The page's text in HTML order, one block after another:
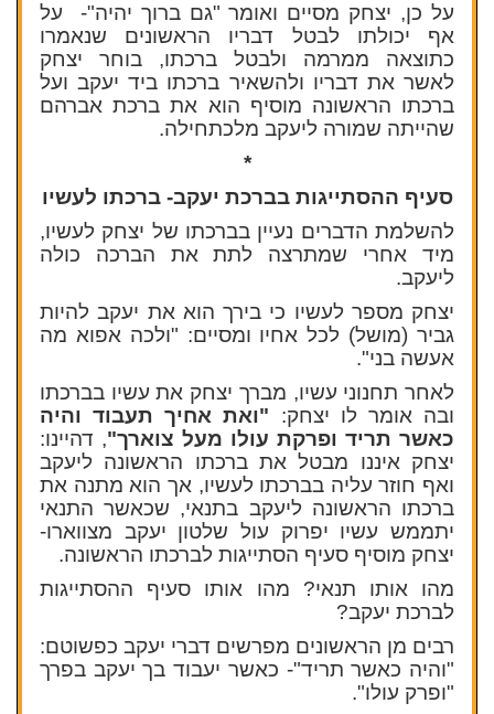
על כן, יצחק מסיים ואומר "גם ברוך יהיה"- על
אף יכולתו לבטל דבריו הראשונים שנאמרו
כתוצאה ממרמה ולבטל ברכתו, בוחר יצחק
לאשר את דבריו ולהשאיר ברכתו ביד יעקב ועל
ברכתו הראשונה מוסיף הוא את ברכת אברהם
שהייתה שמורה ליעקב מלכתחילה.
*
סעיף ההסתייגות בברכת יעקב- ברכתו לעשיו
להשלמת הדברים נעיין בברכתו של יצחק לעשיו,
מיד אחרי שמתרצה לתת את הברכה כולה
ליעקב.
יצחק מספר לעשיו כי בירך הוא את יעקב להיות
גביר (מושל) לכל אחיו ומסיים: "ולכה אפוא מה
אעשה בני".
לאחר תחנוני עשיו, מברך יצחק את עשיו בברכתו
ובה אומר לו יצחק: "ואת אחיך תעבוד והיה
כאשר תריד ופרקת עולו מעל צוארך", דהיינו:
יצחק איננו מבטל את ברכתו הראשונה ליעקב
ואף חוזר עליה בברכתו לעשיו, אך הוא מתנה את
ברכתו הראשונה ליעקב בתנאי, שכאשר התנאי
יתממש עשיו יפרוק עול שלטון יעקב מצווארו-
יצחק מוסיף סעיף הסתייגות לברכתו הראשונה.
מהו אותו תנאי? מהו אותו סעיף ההסתייגות
לברכת יעקב?
רבים מן הראשונים מפרשים דברי יעקב כפשוטם:
"והיה כאשר תריד"- כאשר יעבוד בך יעקב בפרך
"ופרק עולו".